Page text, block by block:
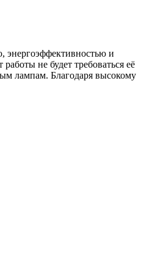
энергоэффективностью и
не будет требоваться её
лампам. Благодаря высокому